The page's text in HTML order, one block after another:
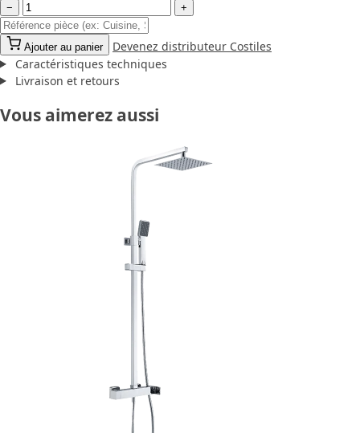
− +
Ajouter au panier
Devenez distributeur Costiles
Caractéristiques techniques
Livraison et retours
Vous aimerez aussi